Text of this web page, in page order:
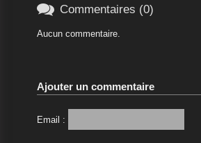
 Commentaires (0)
Aucun commentaire.
Ajouter un commentaire
Email :